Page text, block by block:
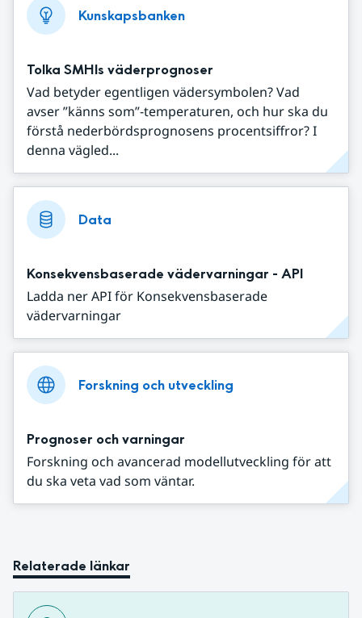
Kunskapsbanken
Tolka SMHIs väderprognoser
Vad betyder egentligen vädersymbolen? Vad
avser ”känns som”-temperaturen, och hur ska du
förstå nederbördsprognosens procentsiffror? I
denna vägled...
Data
Konsekvensbaserade vädervarningar - API
Ladda ner API för Konsekvensbaserade
vädervarningar
Forskning och utveckling
Prognoser och varningar
Forskning och avancerad modellutveckling för att
du ska veta vad som väntar.
Relaterade länkar